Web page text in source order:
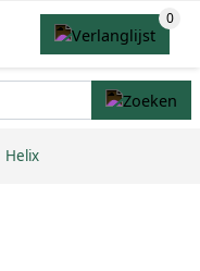
Helix